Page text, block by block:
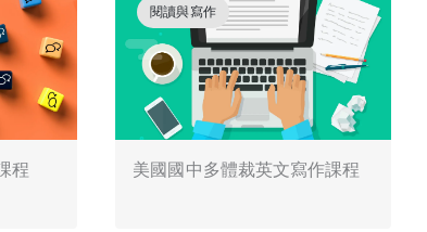
程
閱讀與寫作
美國國中多體裁英文寫作課程